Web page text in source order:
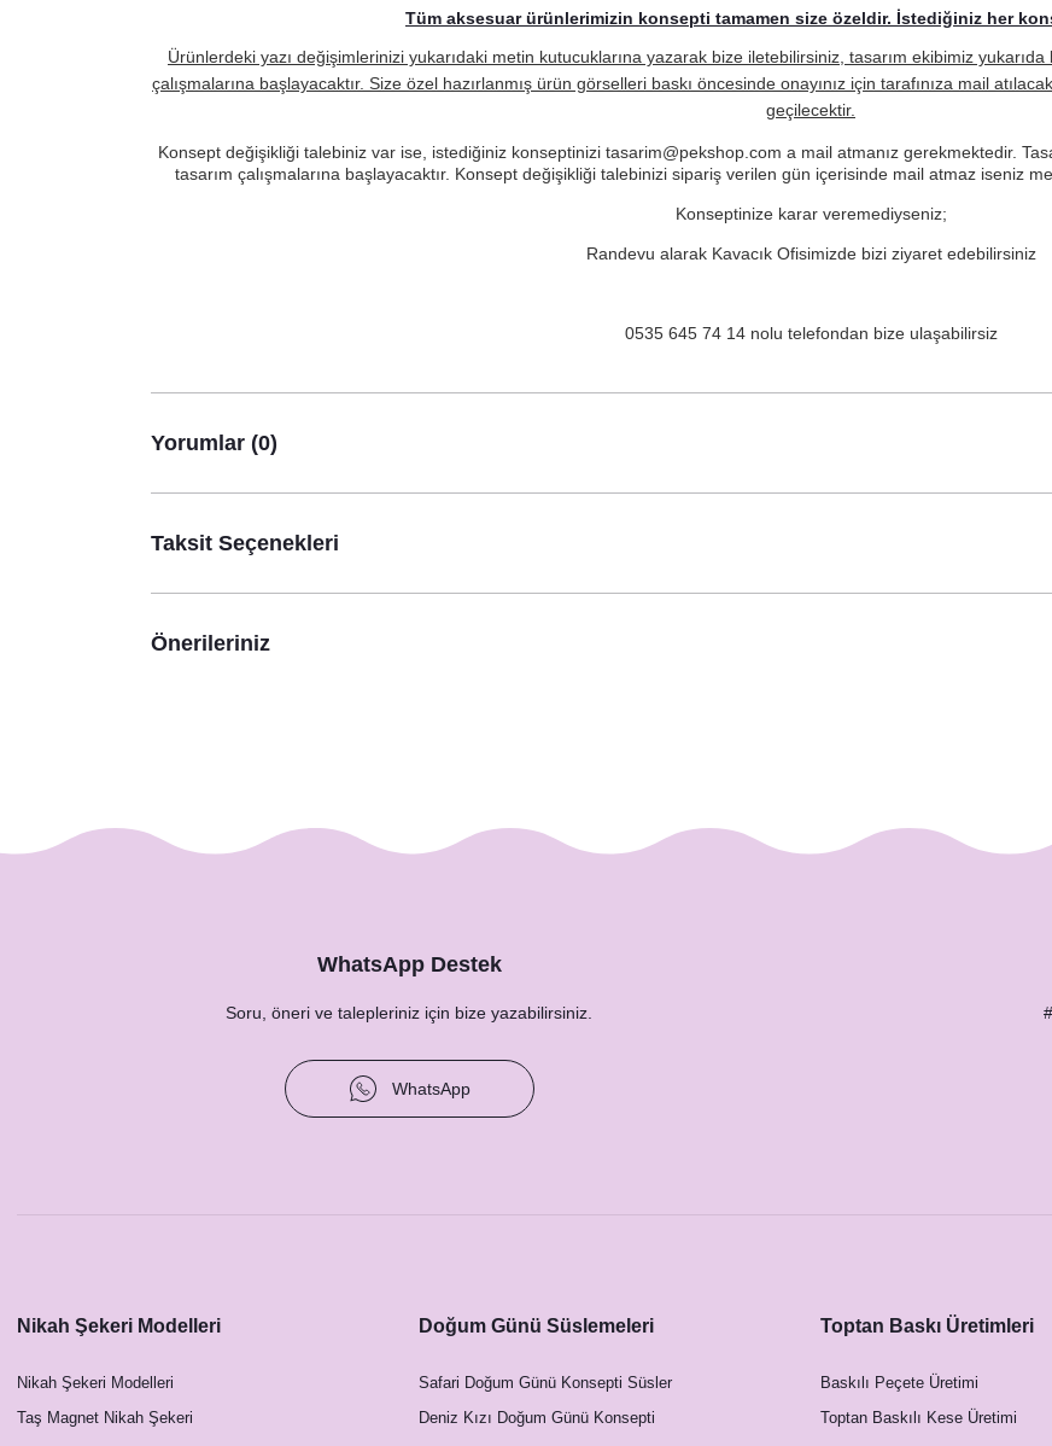
Tüm aksesuar ürünlerimizin konsepti tamamen size özeldir. İstediğiniz her
Ürünlerdeki yazı değişimlerinizi yukarıdaki metin kutucuklarına yazarak bize iletebilirsiniz, tasarım ekibimiz
çalışmalarına başlayacaktır. Size özel hazırlanmış ürün görselleri baskı öncesinde onayınız için tarafınıza mail
geçilecektir.
Konsept değişikliği talebiniz var ise, istediğiniz konseptinizi tasarim@pekshop.com a mail atmanız gerekmektedir.
tasarım çalışmalarına başlayacaktır. Konsept değişikliği talebinizi sipariş verilen gün içerisinde mail atmaz iseniz
Konseptinize karar veremediyseniz;
Randevu alarak Kavacık Ofisimizde bizi ziyaret edebilirsiniz
0535 645 74 14 nolu telefondan bize ulaşabilirsiz
Yorumlar (0)
Taksit Seçenekleri
Önerileriniz
WhatsApp Destek
Soru, öneri ve talepleriniz için bize yazabilirsiniz.
WhatsApp
Nikah Şekeri Modelleri
Nikah Şekeri Modelleri
Taş Magnet Nikah Şekeri
Doğum Günü Süslemeleri
Safari Doğum Günü Konsepti Süsler
Deniz Kızı Doğum Günü Konsepti
Toptan Baskı Üretimleri
Baskılı Peçete Üretimi
Toptan Baskılı Kese Üretimi